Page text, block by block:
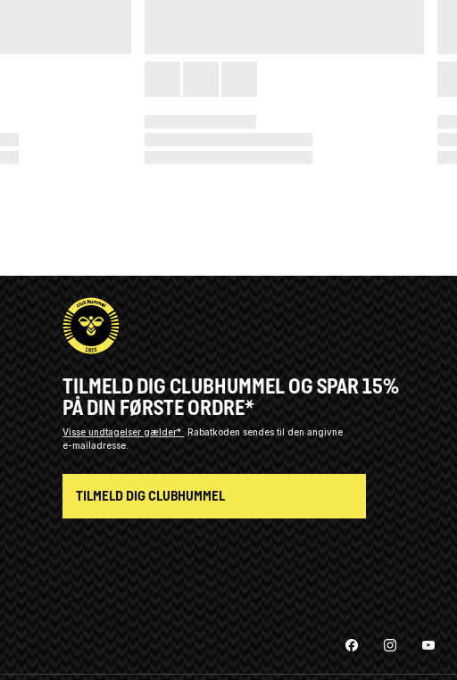
TILMELD DIG CLUBHUMMEL OG SPAR 15%
PÅ DIN FØRSTE ORDRE*
Visse undtagelser gælder* Rabatkoden sendes til den angivne
e-mailadresse.
TILMELD DIG CLUBHUMMEL